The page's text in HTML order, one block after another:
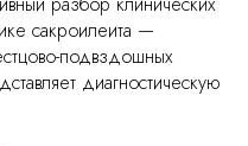
сакроилеита —
подвздошных
диагностическую